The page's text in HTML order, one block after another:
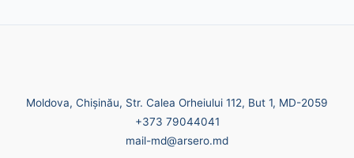
Moldova, Chișinău, Str. Calea Orheiului 112, But 1, MD-2059
+373 79044041
mail-md@arsero.md